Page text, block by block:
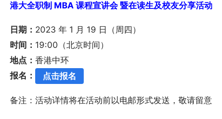
港大全职制 MBA 课程宣讲会 暨在读生及校友分享活动
日期： 2023 年 1 月 19 日（周四）
时间： 19:00（北京时间）
地点： 香港中环
报名：
点击报名
备注：活动详情将在活动前以电邮形式发送，敬请留意。